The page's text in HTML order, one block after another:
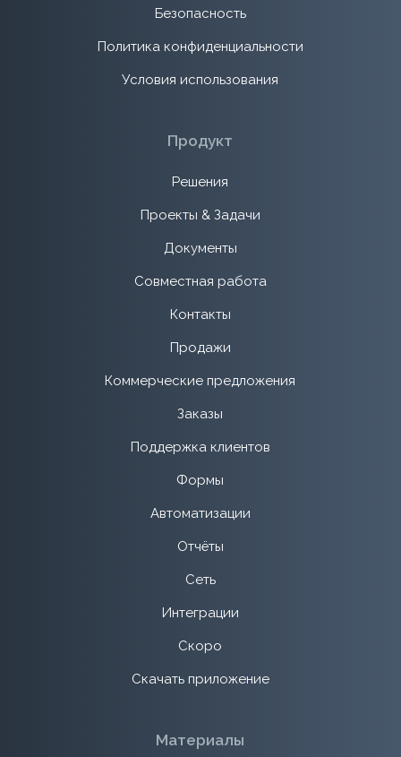
Безопасность
Политика конфиденциальности
Условия использования
Продукт
Решения
Проекты & Задачи
Документы
Совместная работа
Контакты
Продажи
Коммерческие предложения
Заказы
Поддержка клиентов
Формы
Автоматизации
Отчёты
Сеть
Интеграции
Скоро
Скачать приложение
Материалы